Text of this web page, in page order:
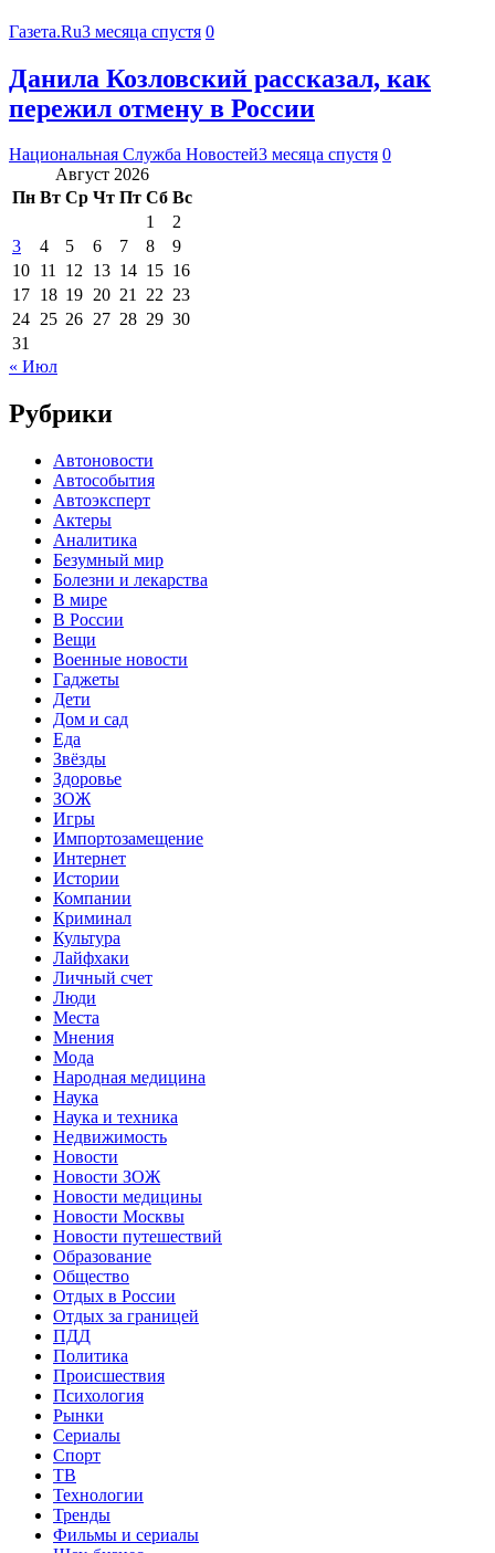
Газета.Ru3 месяца спустя 0
Данила Козловский рассказал, как
пережил отмену в России
Национальная Служба Новостей3 месяца спустя 0
Август 2026
Пн Вт Ср Чт Пт Сб Вс
1
2
3
4 5 6 7 8
9
10 11 12 13 14 15 16
17 18 19 20 21 22 23
24 25 26 27 28 29 30
31
« Июл
Рубрики
Автоновости
Автособытия
Автоэксперт
Актеры
Аналитика
Безумный мир
Болезни и лекарства
В мире
В России
Вещи
Военные новости
Гаджеты
Дети
Дом и сад
Еда
Звёзды
Здоровье
ЗОЖ
Игры
Импортозамещение
Интернет
Истории
Компании
Криминал
Культура
Лайфхаки
Личный счет
Люди
Места
Мнения
Мода
Народная медицина
Наука
Наука и техника
Недвижимость
Новости
Новости ЗОЖ
Новости медицины
Новости Москвы
Новости путешествий
Образование
Общество
Отдых в России
Отдых за границей
ПДД
Политика
Происшествия
Психология
Рынки
Сериалы
Спорт
ТВ
Технологии
Тренды
Фильмы и сериалы